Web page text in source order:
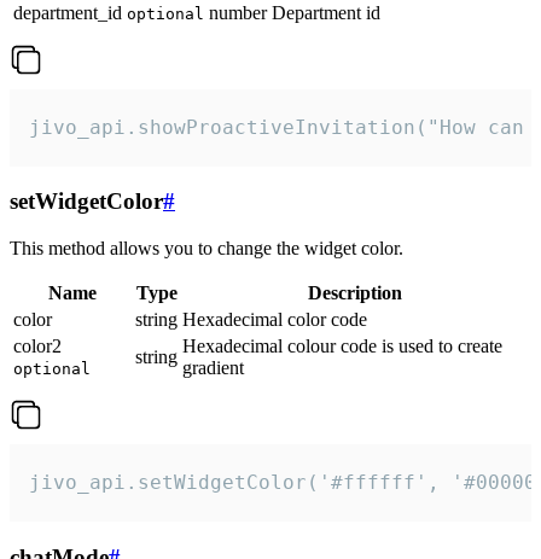
department_id optional number Department id
jivo_api.showProactiveInvitation("How
setWidgetColor#
This method allows you to change the widget color.
Name Type
Description
color
string Hexadecimal color code
color2
optional
string
Hexadecimal colour code is used to create
gradient
jivo_api.setWidgetColor('#ffffff',